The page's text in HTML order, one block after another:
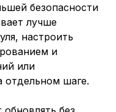
безопасности
лучше
настроить
и
или
отдельном шаге.